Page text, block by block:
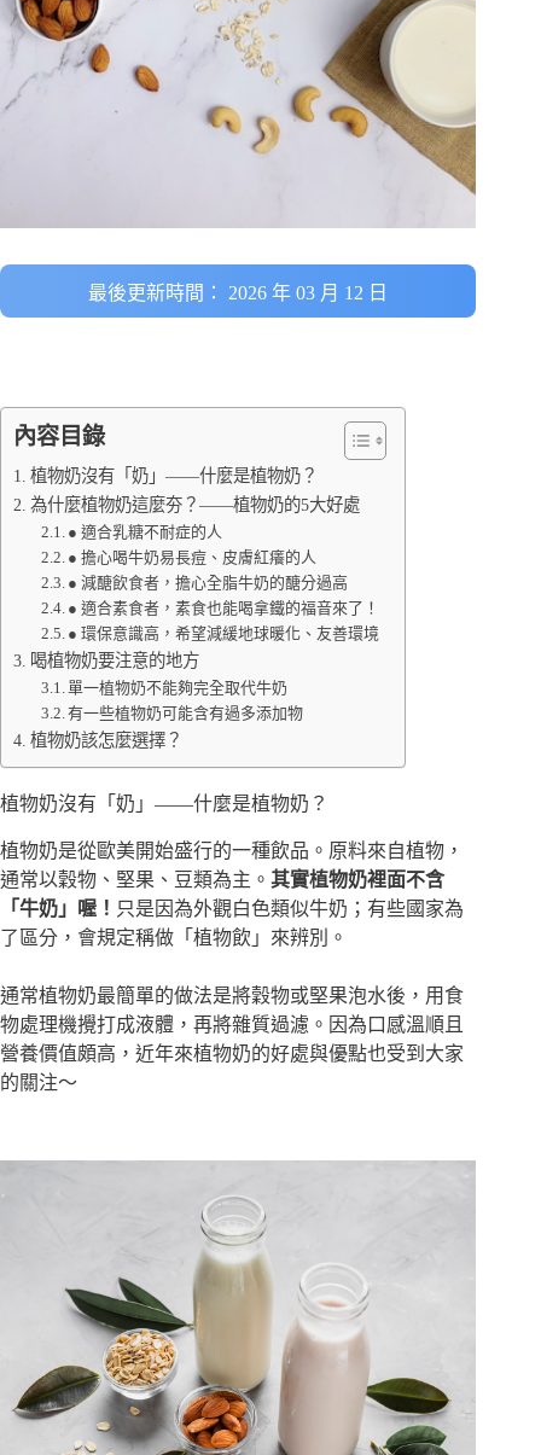
最後更新時間： 2026 年 03 月 12 日
內容目錄
植物奶沒有「奶」——什麼是植物奶？
為什麼植物奶這麼夯？——植物奶的5大好處
● 適合乳糖不耐症的人
● 擔心喝牛奶易長痘、皮膚紅癢的人
● 減醣飲食者，擔心全脂牛奶的醣分過高
● 適合素食者，素食也能喝拿鐵的福音來了！
● 環保意識高，希望減緩地球暖化、友善環境
喝植物奶要注意的地方
單一植物奶不能夠完全取代牛奶
有一些植物奶可能含有過多添加物
植物奶該怎麼選擇？
植物奶沒有「奶」——什麼是植物奶？
植物奶是從歐美開始盛行的一種飲品。原料來自植物，
通常以穀物、堅果、豆類為主。 其實植物奶裡面不含
「牛奶」喔！ 只是因為外觀白色類似牛奶；有些國家為
了區分，會規定稱做「植物飲」來辨別。
通常植物奶最簡單的做法是將穀物或堅果泡水後，用食
物處理機攪打成液體，再將雜質過濾。因為口感溫順且
營養價值頗高，近年來植物奶的好處與優點也受到大家
的關注～